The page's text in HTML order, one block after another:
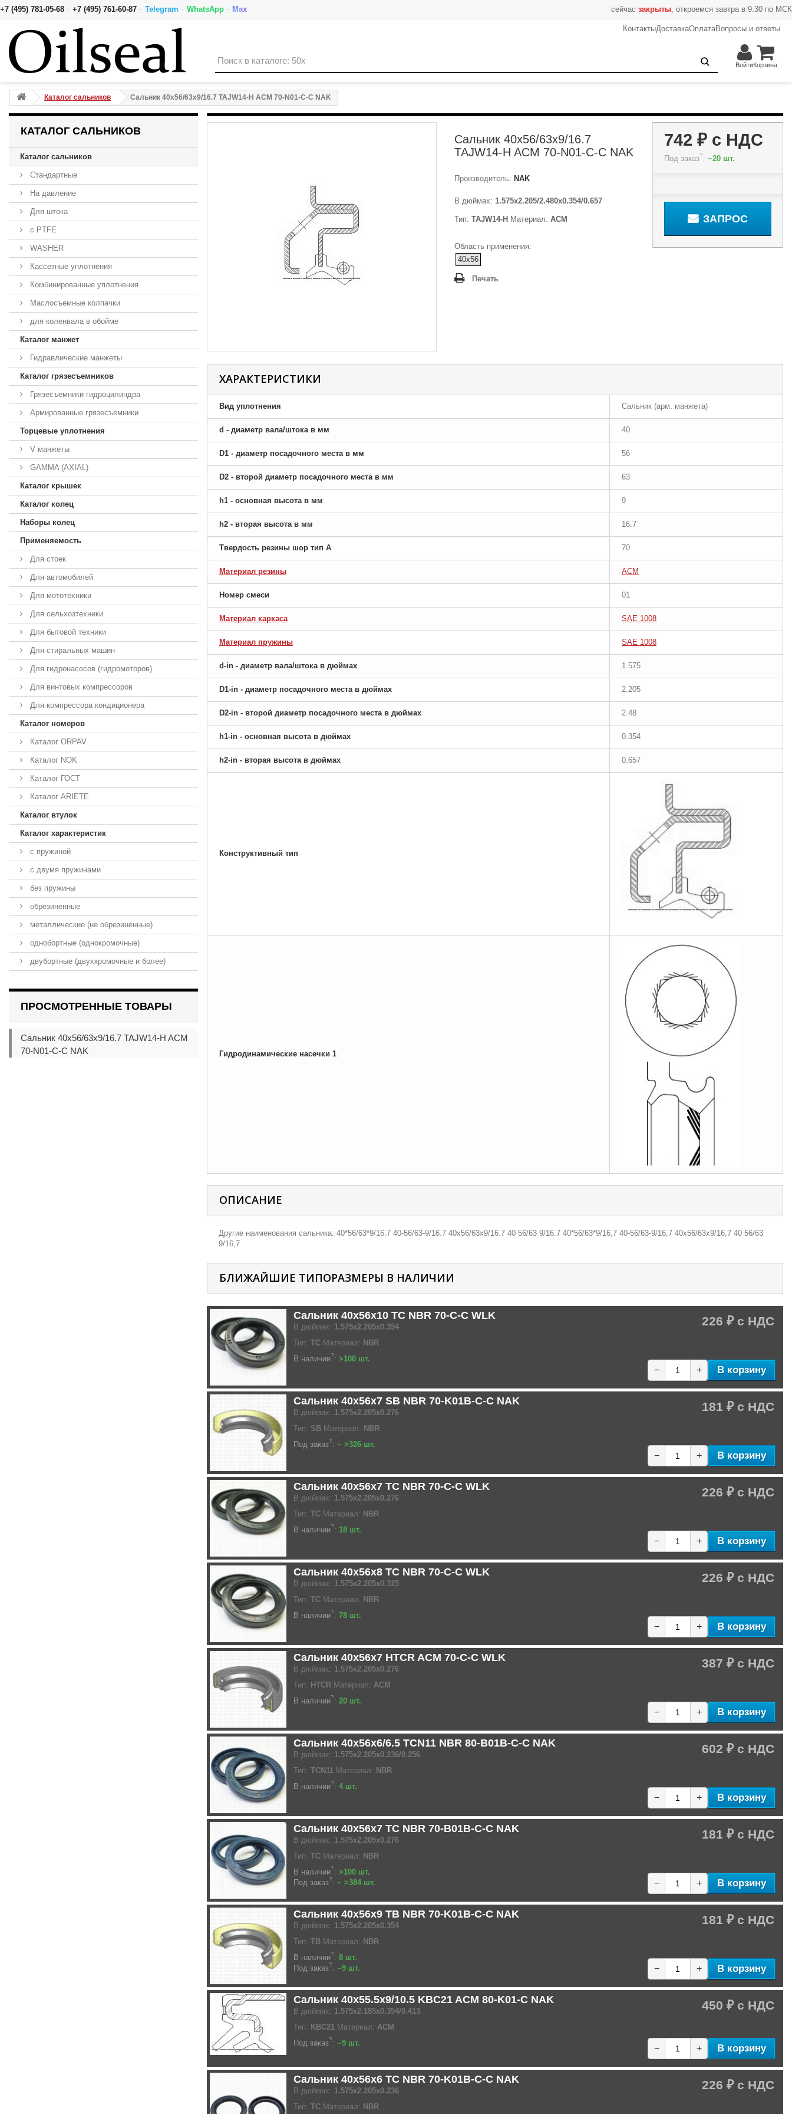
+7 (495) 781-05-68 · +7 (495) 761-60-87 · Telegram · WhatsApp · Max сейчас закрыты, откроемся завтра в 9:30 по МСК
КонтактыДоставкаОплатаВопросы и ответы
ВойтиКорзина
Каталог сальников Сальник 40x56/63x9/16.7 TAJW14-H ACM 70-N01-C-C NAK
КАТАЛОГ САЛЬНИКОВ
Каталог сальников
Стандартные
На давление
Для штока
с PTFE
WASHER
Кассетные уплотнения
Комбинированные уплотнения
Маслосъемные колпачки
для коленвала в обойме
Каталог манжет
Гидравлические манжеты
Каталог грязесъемников
Грязесъемники гидроцилиндра
Армированные грязесъемники
Торцевые уплотнения
V манжеты
GAMMA (AXIAL)
Каталог крышек
Каталог колец
Наборы колец
Применяемость
Для стоек
Для автомобилей
Для мототехники
Для сельхозтехники
Для бытовой техники
Для стиральных машин
Для гидронасосов (гидромоторов)
Для винтовых компрессоров
Для компрессора кондиционера
Каталог номеров
Каталог ORPAV
Каталог NOK
Каталог ГОСТ
Каталог ARIETE
Каталог втулок
Каталог характеристик
с пружиной
с двумя пружинами
без пружины
обрезиненные
металлические (не обрезиненные)
однобортные (однокромочные)
двубортные (двухкромочные и более)
ПРОСМОТРЕННЫЕ ТОВАРЫ
Сальник 40x56/63x9/16.7 TAJW14-H ACM
70-N01-C-C NAK
Сальник 40x56/63x9/16.7
TAJW14-H ACM 70-N01-C-C NAK
Производитель: NAK
В дюймах: 1.575x2.205/2.480x0.354/0.657
Тип: TAJW14-H Материал: ACM
Область применения:
40x56
Печать
742 ₽с НДС
Под заказ?: ~20 шт.
ЗАПРОС
Сальник 40x56/63x9/16.7 TAJW14-H ACM 70-N01-C-C NAK 742 ₽ Запрос
ХАРАКТЕРИСТИКИ
Вид уплотнения Сальник (арм. манжета)
d - диаметр вала/штока в мм 40
D1 - диаметр посадочного места в мм 56
D2 - второй диаметр посадочного места в мм 63
h1 - основная высота в мм 9
h2 - вторая высота в мм 16.7
Твердость резины шор тип A 70
Материал резины ACM
Номер смеси 01
Материал каркаса SAE 1008
Материал пружины SAE 1008
d-in - диаметр вала/штока в дюймах 1.575
D1-in - диаметр посадочного места в дюймах 2.205
D2-in - второй диаметр посадочного места в дюймах 2.48
h1-in - основная высота в дюймах 0.354
h2-in - вторая высота в дюймах 0.657
Конструктивный тип
Гидродинамические насечки 1
ОПИСАНИЕ
Другие наименования сальника: 40*56/63*9/16.7 40-56/63-9/16.7 40х56/63х9/16.7 40 56/63 9/16.7 40*56/63*9/16,7 40-56/63-9/16,7 40х56/63х9/16,7 40 56/63
9/16,7
БЛИЖАЙШИЕ ТИПОРАЗМЕРЫ В НАЛИЧИИ
Сальник 40x56x10 TC NBR 70-C-C WLK
В дюймах: 1.575x2.205x0.394
Тип: TC Материал: NBR
В наличии?: >100 шт.
226 ₽
− + В корзину
Сальник 40x56x7 SB NBR 70-K01B-C-C NAK
В дюймах: 1.575x2.205x0.276
Тип: SB Материал: NBR
Под заказ?: ~ >326 шт.
181 ₽
− + В корзину
Сальник 40x56x7 TC NBR 70-C-C WLK
В дюймах: 1.575x2.205x0.276
Тип: TC Материал: NBR
В наличии?: 18 шт.
226 ₽
− + В корзину
Сальник 40x56x8 TC NBR 70-C-C WLK
В дюймах: 1.575x2.205x0.315
Тип: TC Материал: NBR
В наличии?: 78 шт.
226 ₽
− + В корзину
Сальник 40x56x7 HTCR ACM 70-C-C WLK
В дюймах: 1.575x2.205x0.276
Тип: HTCR Материал: ACM
В наличии?: 20 шт.
387 ₽
− + В корзину
Сальник 40x56x6/6.5 TCN11 NBR 80-B01B-C-C NAK
В дюймах: 1.575x2.205x0.236/0.256
Тип: TCN11 Материал: NBR
В наличии?: 4 шт.
602 ₽
− + В корзину
Сальник 40x56x7 TC NBR 70-B01B-C-C NAK
В дюймах: 1.575x2.205x0.276
Тип: TC Материал: NBR
В наличии?: >100 шт.
Под заказ?: ~ >384 шт.
181 ₽
− + В корзину
Сальник 40x56x9 TB NBR 70-K01B-C-C NAK
В дюймах: 1.575x2.205x0.354
Тип: TB Материал: NBR
В наличии?: 8 шт.
Под заказ?: ~9 шт.
181 ₽
− + В корзину
Сальник 40x55.5x9/10.5 KBC21 ACM 80-K01-C NAK
В дюймах: 1.575x2.185x0.354/0.413
Тип: KBC21 Материал: ACM
Под заказ?: ~9 шт.
450 ₽
− + В корзину
Сальник 40x56x6 TC NBR 70-K01B-C-C NAK
В дюймах: 1.575x2.205x0.236
Тип: TC Материал: NBR
226 ₽